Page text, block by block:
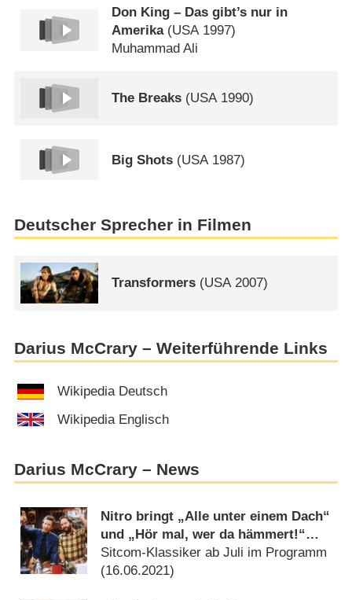
Don King – Das gibt’s nur in
Amerika(USA1997)
Muhammad Ali
The Breaks (USA1990)
Big Shots (USA 1987)
Deutscher Sprecher in Filmen
Transformers (USA2007)
Darius McCrary – Weiterführende Links
Wikipedia Deutsch
Wikipedia Englisch
Darius McCrary – News
Nitro bringt „Alle unter einem Dach“
und „Hör mal, wer da hämmert!“
zurück
Sitcom-Klassiker ab Juli im Programm
(16.06.2021)